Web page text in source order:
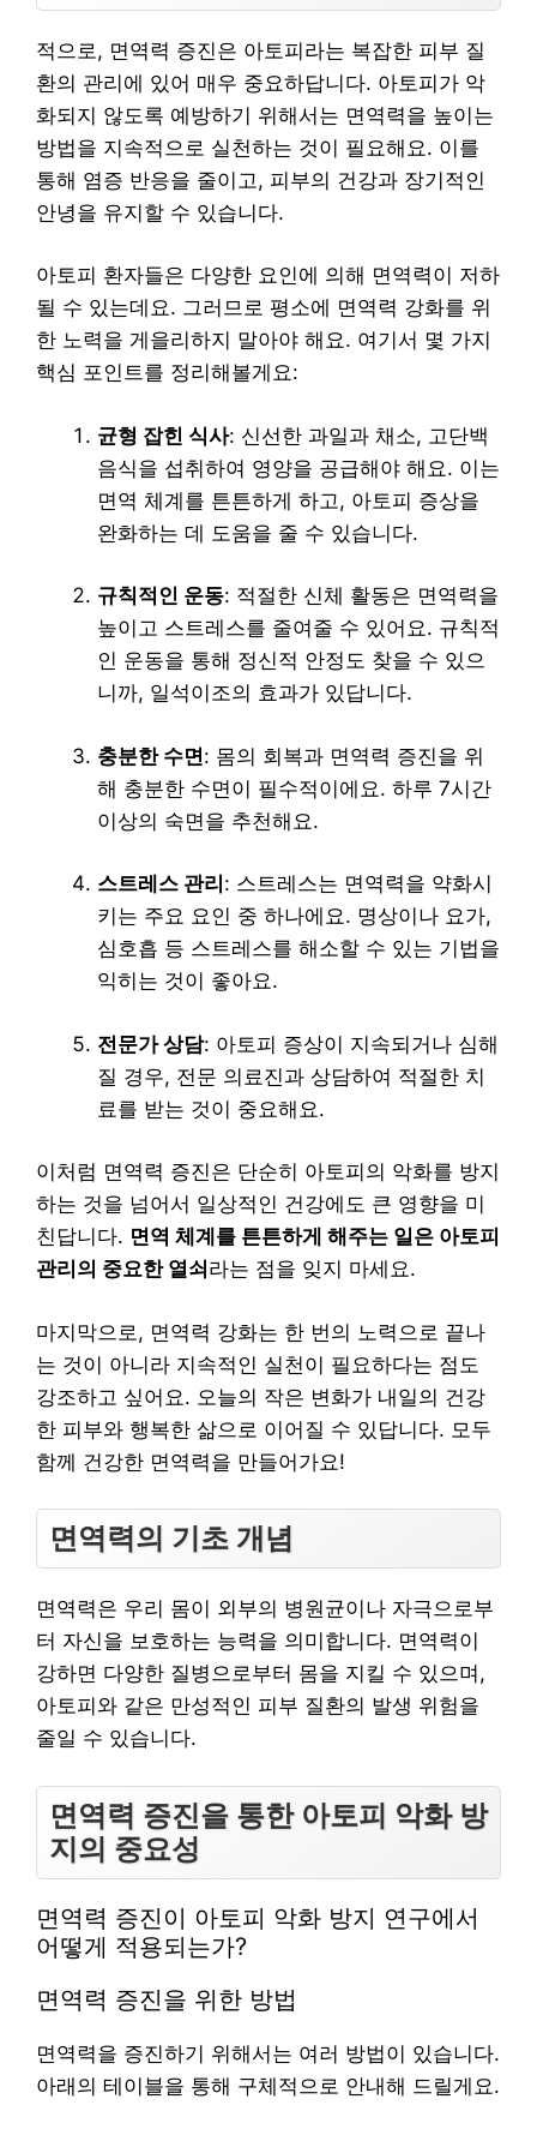
적으로, 면역력 증진은 아토피라는 복잡한 피부 질
환의 관리에 있어 매우 중요하답니다. 아토피가 악
화되지 않도록 예방하기 위해서는 면역력을 높이는
방법을 지속적으로 실천하는 것이 필요해요. 이를
통해 염증 반응을 줄이고, 피부의 건강과 장기적인
안녕을 유지할 수 있습니다.
아토피 환자들은 다양한 요인에 의해 면역력이 저하
될 수 있는데요. 그러므로 평소에 면역력 강화를 위
한 노력을 게을리하지 말아야 해요. 여기서 몇 가지
핵심 포인트를 정리해볼게요:
균형 잡힌 식사: 신선한 과일과 채소, 고단백
음식을 섭취하여 영양을 공급해야 해요. 이는
면역 체계를 튼튼하게 하고, 아토피 증상을
완화하는 데 도움을 줄 수 있습니다.
규칙적인 운동: 적절한 신체 활동은 면역력을
높이고 스트레스를 줄여줄 수 있어요. 규칙적
인 운동을 통해 정신적 안정도 찾을 수 있으
니까, 일석이조의 효과가 있답니다.
충분한 수면: 몸의 회복과 면역력 증진을 위
해 충분한 수면이 필수적이에요. 하루 7시간
이상의 숙면을 추천해요.
스트레스 관리 : 스트레스는 면역력을 약화시
키는 주요 요인 중 하나에요. 명상이나 요가,
심호흡 등 스트레스를 해소할 수 있는 기법을
익히는 것이 좋아요.
전문가 상담: 아토피 증상이 지속되거나 심해
질 경우, 전문 의료진과 상담하여 적절한 치
료를 받는 것이 중요해요.
이처럼 면역력 증진은 단순히 아토피의 악화를 방지
하는 것을 넘어서 일상적인 건강에도 큰 영향을 미
친답니다. 면역 체계를 튼튼하게 해주는 일은 아토피
관리의 중요한 열쇠 라는 점을 잊지 마세요.
마지막으로, 면역력 강화는 한 번의 노력으로 끝나
는 것이 아니라 지속적인 실천이 필요하다는 점도
강조하고 싶어요. 오늘의 작은 변화가 내일의 건강
한 피부와 행복한 삶으로 이어질 수 있답니다. 모두
함께 건강한 면역력을 만들어가요!
면역력의 기초 개념
면역력은 우리 몸이 외부의 병원균이나 자극으로부
터 자신을 보호하는 능력을 의미합니다. 면역력이
강하면 다양한 질병으로부터 몸을 지킬 수 있으며,
아토피와 같은 만성적인 피부 질환의 발생 위험을
줄일 수 있습니다.
면역력 증진을 통한 아토피 악화 방
지의 중요성
면역력 증진이 아토피 악화 방지 연구에서
어떻게 적용되는가?
면역력 증진을 위한 방법
면역력을 증진하기 위해서는 여러 방법이 있습니다.
아래의 테이블을 통해 구체적으로 안내해 드릴게요.